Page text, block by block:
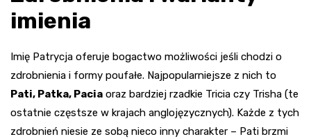
imienia
Imię Patrycja oferuje bogactwo możliwości jeśli chodzi o
zdrobnienia i formy poufałe. Najpopularniejsze z nich to
Pati, Patka, Pacia oraz bardziej rzadkie Tricia czy Trisha (te
ostatnie częstsze w krajach anglojęzycznych). Każde z tych
zdrobnień niesie ze sobą nieco inny charakter – Pati brzmi